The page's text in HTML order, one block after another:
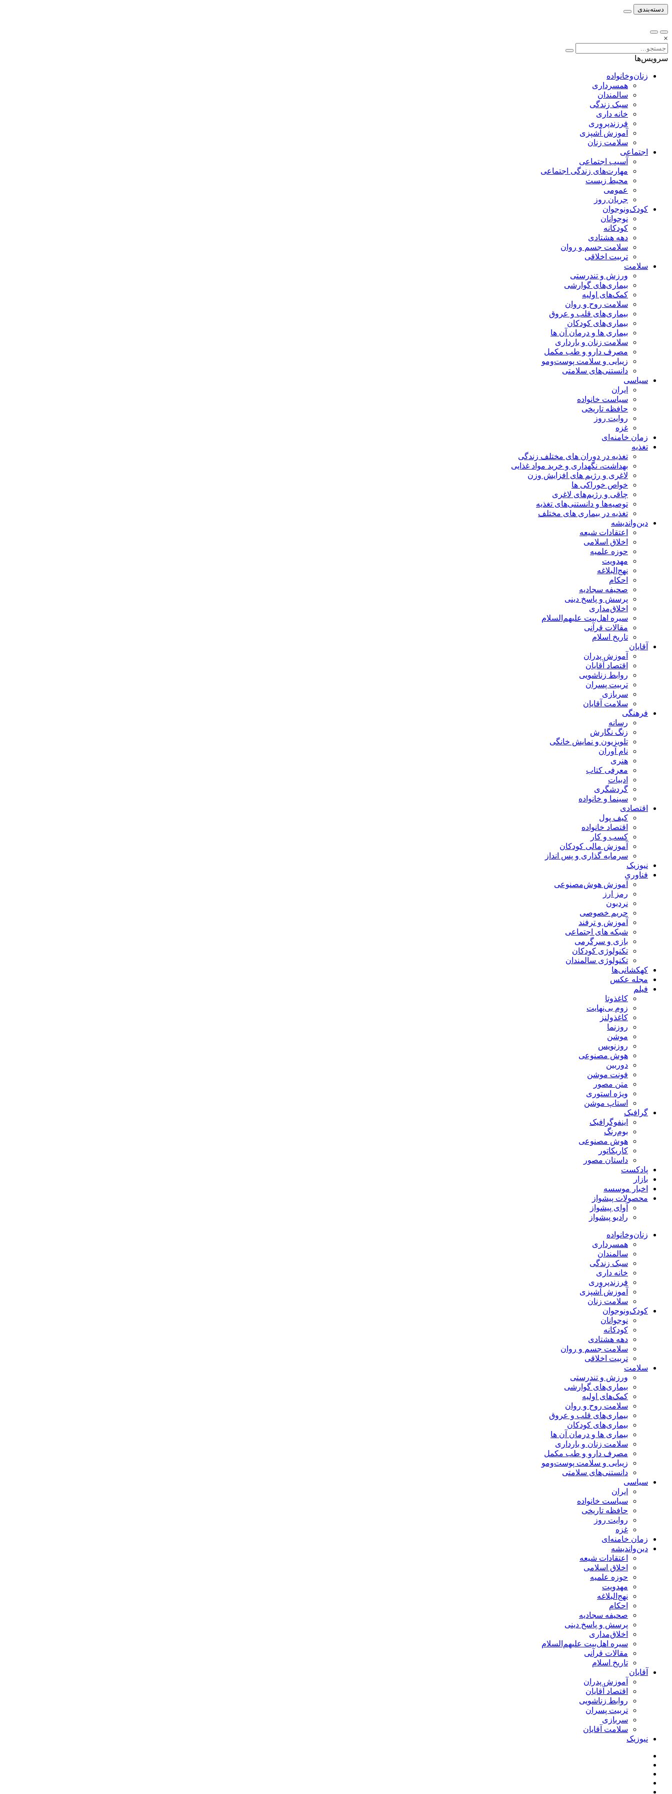
دسته‌بندی
×
سرویس‌ها
زنان‌وخانواده
همسرداری
سالمندان
سبک زندگی
خانه داری
فرزندپروری
آموزش آشپزی
سلامت زنان
اجتماعی
آسیب اجتماعی
مهارت‌های زندگی اجتماعی
محیط زیست
عمومی
جریان روز
کودک‌ونوجوان
نوجوانان
کودکانه
دهه هشتادی
سلامت جسم و روان
تربیت اخلاقی
سلامت
ورزش و تندرستی
بیماری‌های گوارشی
کمک‌های اولیه
سلامت روح و روان
بیماری‌های قلب و عروق
بیماری‌های کودکان
بیماری ها و درمان آن ها
سلامت زنان و بارداری
مصرف دارو و طب مکمل
زیبایی و سلامت پوست‌ومو
دانستنی‌های سلامتی
سیاسی
ایران
سیاست خانواده
حافظه تاریخی
روایت روز
غزه
زمان خامنه‌ای
تغذیه
تغذیه در دوران های مختلف زندگی
بهداشت، نگهداری و خرید مواد غذایی
لاغری و رژیم های افزایش وزن
خواص خوراكی ها
چاقی و رژیم‌های لاغری
توصیه‌ها و دانستنی‌های تغذیه
تغذیه در بیماری های مختلف
دین‌واندیشه
اعتقادات شیعه
اخلاق اسلامی
حوزه علمیه
مهدویت
نهج‌البلاغه
احکام
صحیفه سجادیه
پرسش و پاسخ دینی
اخلاق‌مداری
سیره اهل‌بیت علیهم‌السلام
مقالات قرآنی
تاریخ اسلام
آقایان
آموزش پدران
اقتصاد آقایان
روابط زناشویی
تربیت پسران
سربازی
سلامت آقایان
فرهنگی
رسانه
زنگ نگارش
تلویزیون و نمایش خانگی
نام آوران
هنری
معرفی کتاب
ادبیات
گردشگری
سینما و خانواده
اقتصادی
کیف پول
اقتصاد خانواده
کسب و کار
آموزش مالی کودکان
سرمایه گذاری و پس انداز
نیوزیک
فناوری
آموزش هوش‌مصنوعی
رمز ارز
نردبون
حریم خصوصی
آموزش و ترفند
شبکه های اجتماعی
بازی و سرگرمی
تکنولوژی کودکان
تکنولوژی سالمندان
کهکشانی‌ها
مجله عکس
فیلم
کاغذوتا
زوم بی‌نهایت
کاغذولنز
روزنما
موشن
روزنویس
هوش مصنوعی
دوربین
فونت موشن
متن مصور
ویژه استوری
استاپ موشن
گرافیک
اینفوگرافیک
بوم‌رنگ
هوش مصنوعی
کاریکاتور
داستان مصور
پادکست
بازار
اخبار موسسه
محصولات پیشواز
آوای پیشواز
رادیو پیشواز
زنان‌وخانواده
همسرداری
سالمندان
سبک زندگی
خانه داری
فرزندپروری
آموزش آشپزی
سلامت زنان
کودک‌ونوجوان
نوجوانان
کودکانه
دهه هشتادی
سلامت جسم و روان
تربیت اخلاقی
سلامت
ورزش و تندرستی
بیماری‌های گوارشی
کمک‌های اولیه
سلامت روح و روان
بیماری‌های قلب و عروق
بیماری‌های کودکان
بیماری ها و درمان آن ها
سلامت زنان و بارداری
مصرف دارو و طب مکمل
زیبایی و سلامت پوست‌ومو
دانستنی‌های سلامتی
سیاسی
ایران
سیاست خانواده
حافظه تاریخی
روایت روز
غزه
زمان خامنه‌ای
دین‌واندیشه
اعتقادات شیعه
اخلاق اسلامی
حوزه علمیه
مهدویت
نهج‌البلاغه
احکام
صحیفه سجادیه
پرسش و پاسخ دینی
اخلاق‌مداری
سیره اهل‌بیت علیهم‌السلام
مقالات قرآنی
تاریخ اسلام
آقایان
آموزش پدران
اقتصاد آقایان
روابط زناشویی
تربیت پسران
سربازی
سلامت آقایان
نیوزیک